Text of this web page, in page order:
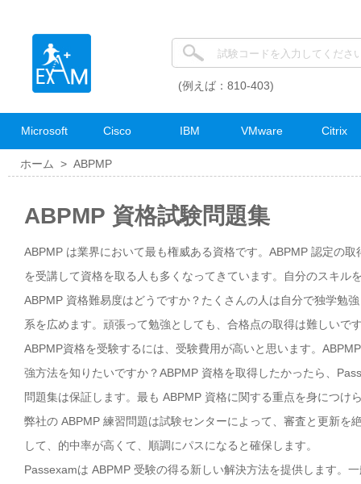
(例えば：810-403)
Microsoft Cisco IBM VMware Citrix
ホーム > ABPMP
ABPMP 資格試験問題集
ABPMP は業界において最も権威ある資格です。ABPMP 認定の
を受講して資格を取る人も多くなってきています。自分のスキ
ABPMP 資格難易度はどうですか？たくさんの人は自分で独学勉
系を広めます。頑張って勉強としても、合格点の取得は難しい
ABPMP資格を受験するには、受験費用が高いと思います。
強方法を知りたいですか？ABPMP 資格を取得したかったら、
問題集は保証します。最も ABPMP 資格に関する重点を身につけ
弊社の ABPMP 練習問題は試験センターによって、審査と更新
して、的中率が高くて、順調にパスになると確保します。
Passexamは ABPMP 受験の得る新しい解決方法を提供します。